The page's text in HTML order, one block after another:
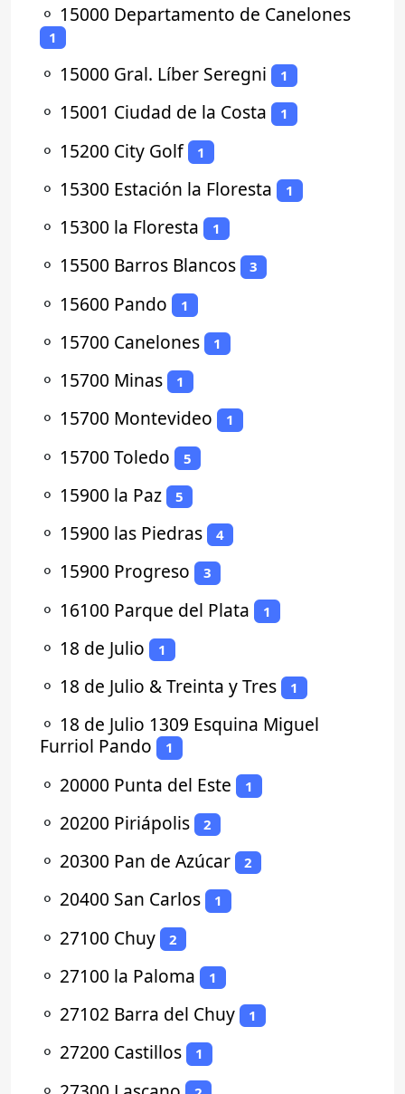
⚬ 15000 Departamento de Canelones
1
⚬ 15000 Gral. Líber Seregni 1
⚬ 15001 Ciudad de la Costa 1
⚬ 15200 City Golf 1
⚬ 15300 Estación la Floresta 1
⚬ 15300 la Floresta 1
⚬ 15500 Barros Blancos 3
⚬ 15600 Pando 1
⚬ 15700 Canelones 1
⚬ 15700 Minas 1
⚬ 15700 Montevideo 1
⚬ 15700 Toledo 5
⚬ 15900 la Paz 5
⚬ 15900 las Piedras 4
⚬ 15900 Progreso 3
⚬ 16100 Parque del Plata 1
⚬ 18 de Julio 1
⚬ 18 de Julio & Treinta y Tres 1
⚬ 18 de Julio 1309 Esquina Miguel
Furriol Pando
1
⚬ 20000 Punta del Este 1
⚬ 20200 Piriápolis 2
⚬ 20300 Pan de Azúcar 2
⚬ 20400 San Carlos 1
⚬ 27100 Chuy 2
⚬ 27100 la Paloma 1
⚬ 27102 Barra del Chuy 1
⚬ 27200 Castillos 1